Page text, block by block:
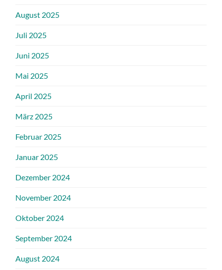
August 2025
Juli 2025
Juni 2025
Mai 2025
April 2025
März 2025
Februar 2025
Januar 2025
Dezember 2024
November 2024
Oktober 2024
September 2024
August 2024